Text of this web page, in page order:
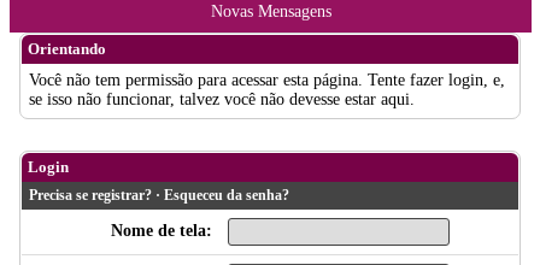
Novas Mensagens
Orientando
Você não tem permissão para acessar esta página. Tente fazer login, e,
se isso não funcionar, talvez você não devesse estar aqui.
Login
Precisa se registrar? · Esqueceu da senha?
Nome de tela: